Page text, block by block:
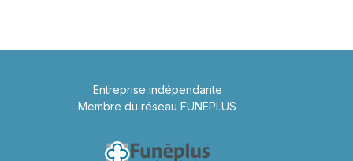
Entreprise indépendante
Membre du réseau FUNEPLUS